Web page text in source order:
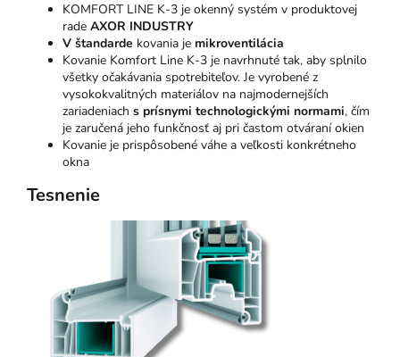
KOMFORT LINE K-3 je okenný systém v produktovej
rade AXOR INDUSTRY
V štandarde kovania je mikroventilácia
Kovanie Komfort Line K-3 je navrhnuté tak, aby splnilo
všetky očakávania spotrebiteľov. Je vyrobené z
vysokokvalitných materiálov na najmodernejších
zariadeniach s prísnymi technologickými normami, čím
je zaručená jeho funkčnosť aj pri častom otváraní okien
Kovanie je prispôsobené váhe a veľkosti konkrétneho
okna
Tesnenie